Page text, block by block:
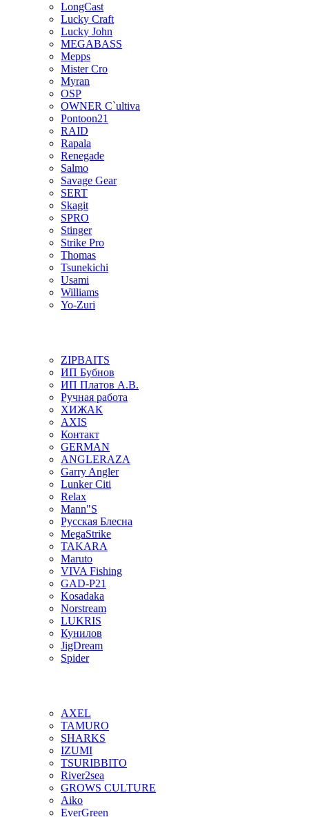
LongCast
Lucky Craft
Lucky John
MEGABASS
Mepps
Mister Cro
Myran
OSP
OWNER C`ultiva
Pontoon21
RAID
Rapala
Renegade
Salmo
Savage Gear
SERT
Skagit
SPRO
Stinger
Strike Pro
Thomas
Tsunekichi
Usami
Williams
Yo-Zuri
ZIPBAITS
ИП Бубнов
ИП Платов А.В.
Ручная работа
ХИЖАК
AXIS
Контакт
GERMAN
ANGLERAZA
Garry Angler
Lunker Citi
Relax
Mann"S
Русская Блесна
MegaStrike
TAKARA
Maruto
VIVA Fishing
GAD-P21
Kosadaka
Norstream
LUKRIS
Кунилов
JigDream
Spider
AXEL
TAMURO
SHARKS
IZUMI
TSURIBBITO
River2sea
GROWS CULTURE
Aiko
EverGreen